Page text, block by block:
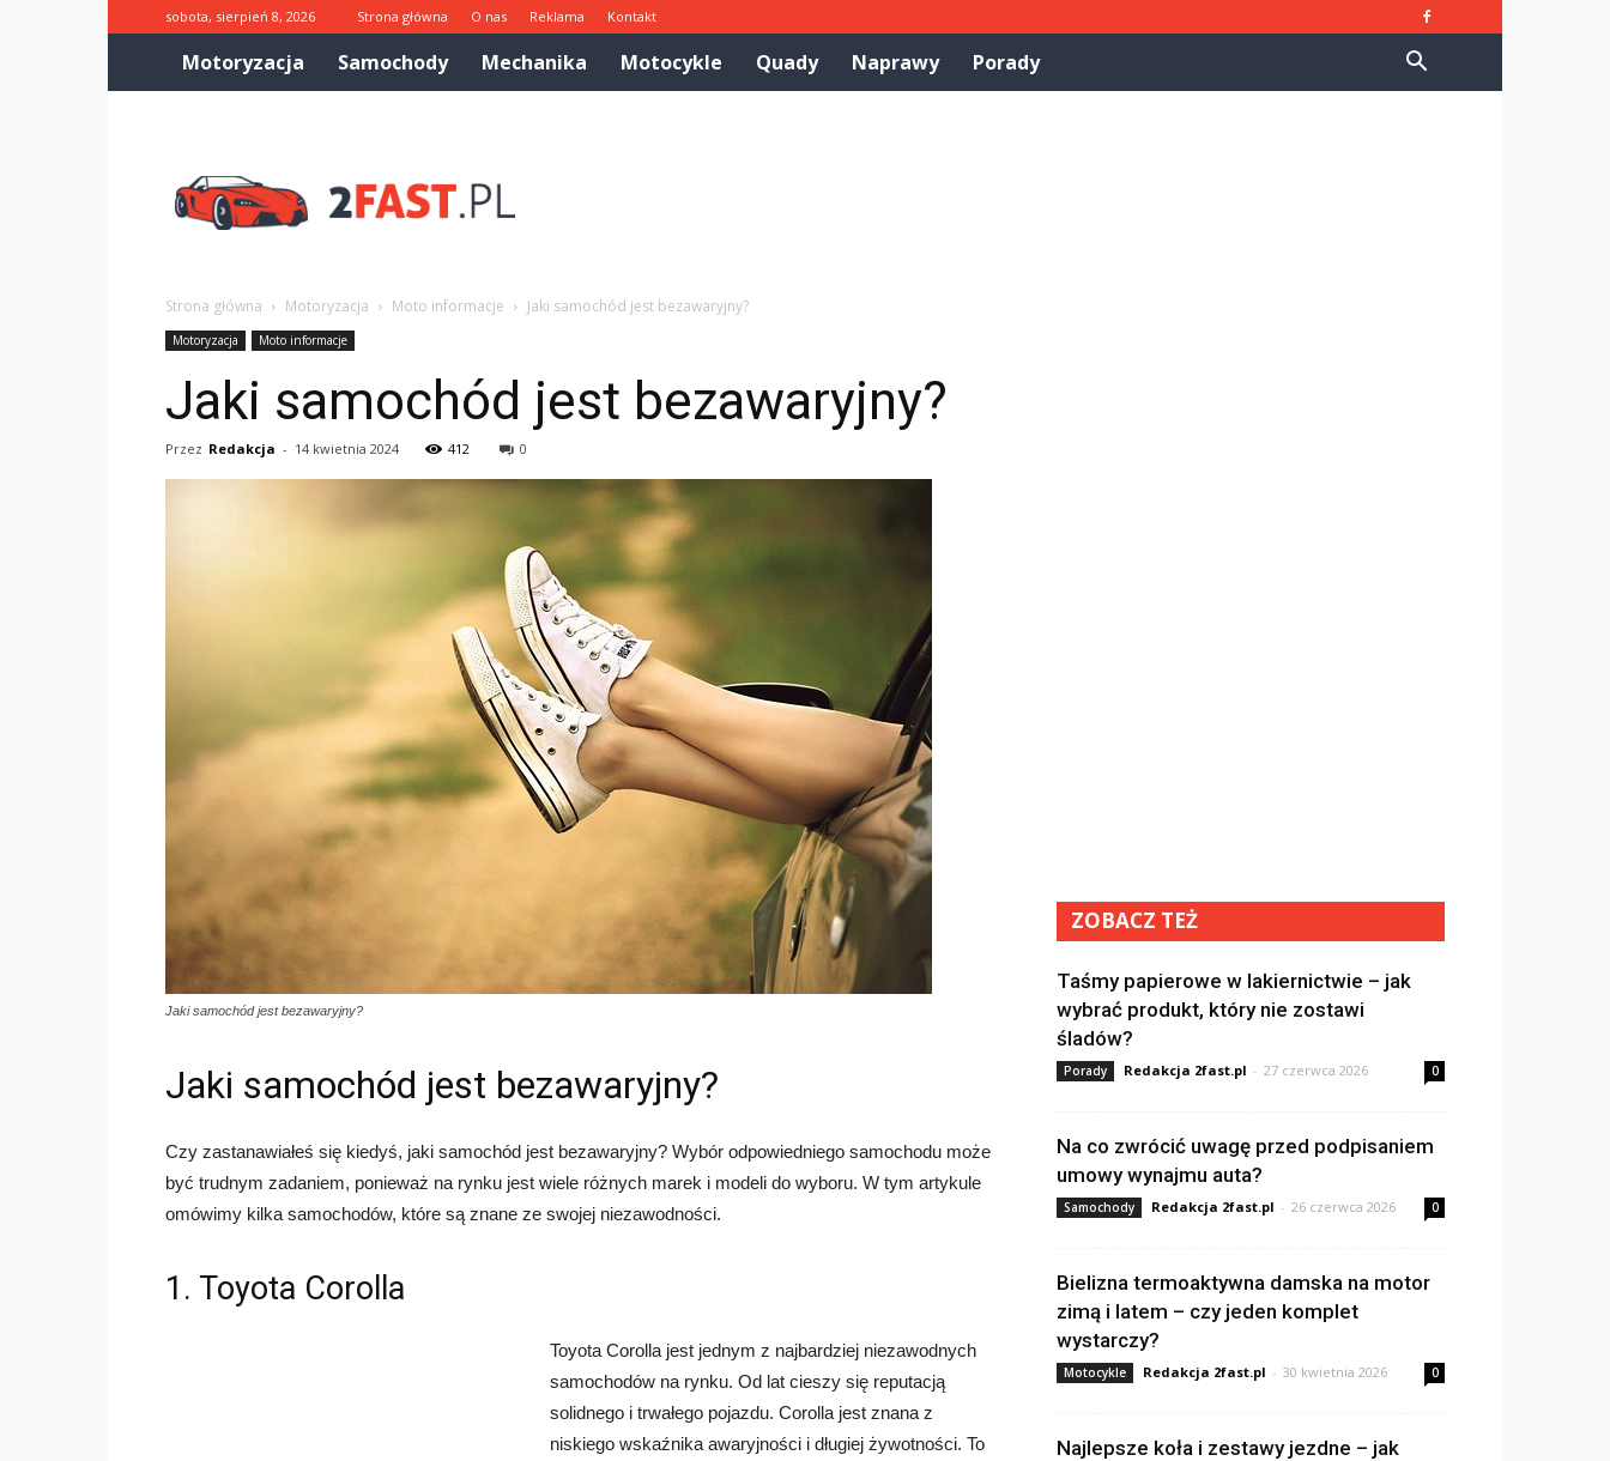
sobota, sierpień 8, 2026 Strona główna O nas Reklama Kontakt
Motoryzacja Samochody Mechanika Motocykle Quady Naprawy Porady
Strona główna Motoryzacja Moto informacje Jaki samochód jest bezawaryjny?
Motoryzacja Moto informacje
Jaki samochód jest bezawaryjny?
Przez Redakcja - 14 kwietnia 2024 412 0
Jaki samochód jest bezawaryjny?
Jaki samochód jest bezawaryjny?
Czy zastanawiałeś się kiedyś, jaki samochód jest bezawaryjny? Wybór odpowiedniego samochodu może
być trudnym zadaniem, ponieważ na rynku jest wiele różnych marek i modeli do wyboru. W tym artykule
omówimy kilka samochodów, które są znane ze swojej niezawodności.
1. Toyota Corolla
Toyota Corolla jest jednym z najbardziej niezawodnych
samochodów na rynku. Od lat cieszy się reputacją
solidnego i trwałego pojazdu. Corolla jest znana z
niskiego wskaźnika awaryjności i długiej żywotności. To
ZOBACZ TEŻ
Taśmy papierowe w lakiernictwie – jak
wybrać produkt, który nie zostawi
śladów?
Porady Redakcja 2fast.pl - 27 czerwca 2026 0
Na co zwrócić uwagę przed podpisaniem
umowy wynajmu auta?
Samochody Redakcja 2fast.pl - 26 czerwca 2026 0
Bielizna termoaktywna damska na motor
zimą i latem – czy jeden komplet
wystarczy?
Motocykle Redakcja 2fast.pl - 30 kwietnia 2026 0
Najlepsze koła i zestawy jezdne – jak